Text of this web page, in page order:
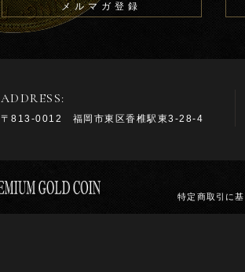
メルマガ登録
ADDRESS:
〒813-0012 福岡市東区香椎駅東3-28-4
特定商取引に